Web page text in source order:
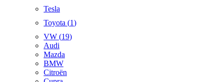
Tesla
Toyota (1)
VW (19)
Audi
Mazda
BMW
Citroën